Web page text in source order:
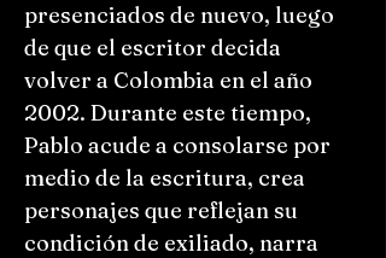
presenciados de nuevo, luego
de que el escritor decida
volver a Colombia en el año
2002. Durante este tiempo,
Pablo acude a consolarse por
medio de la escritura, crea
personajes que reflejan su
condición de exiliado, narra